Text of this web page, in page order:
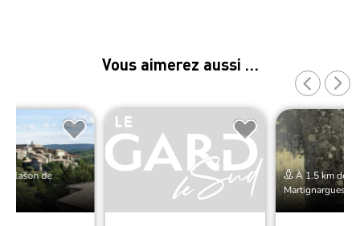
Vous aimerez aussi …
Blason de
À 1.5 km de
Martignargues